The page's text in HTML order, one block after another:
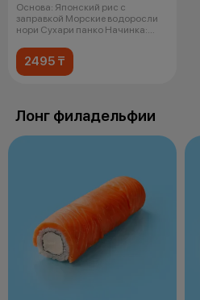
Основа: Японский рис с
заправкой Морские водоросли
нори Сухари панко Начинка:
2495 ₸
Лонг филадельфии